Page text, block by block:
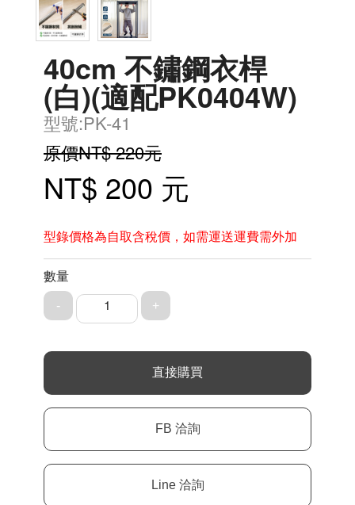
40cm 不鏽鋼衣桿
(白)(適配PK0404W)
型號:PK-41
原價NT$ 220元
NT$ 200 元
型錄價格為自取含稅價，如需運送運費需外加
數量
1